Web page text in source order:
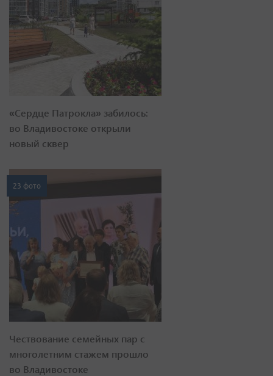
«Сердце Патрокла» забилось:
во Владивостоке открыли
новый сквер
23 фото
Чествование семейных пар с
многолетним стажем прошло
во Владивостоке